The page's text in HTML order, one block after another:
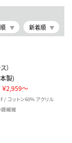
新着順
）
製)
￥2,959～
/ コットン60% アクリル
繊維